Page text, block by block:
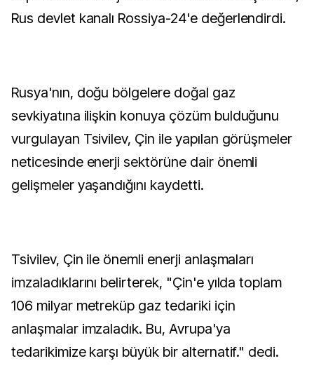
Rus devlet kanalı Rossiya-24'e değerlendirdi.
Rusya'nın, doğu bölgelere doğal gaz
sevkiyatına ilişkin konuya çözüm bulduğunu
vurgulayan Tsivilev, Çin ile yapılan görüşmeler
neticesinde enerji sektörüne dair önemli
gelişmeler yaşandığını kaydetti.
Tsivilev, Çin ile önemli enerji anlaşmaları
imzaladıklarını belirterek, "Çin'e yılda toplam
106 milyar metreküp gaz tedariki için
anlaşmalar imzaladık. Bu, Avrupa'ya
tedarikimize karşı büyük bir alternatif." dedi.